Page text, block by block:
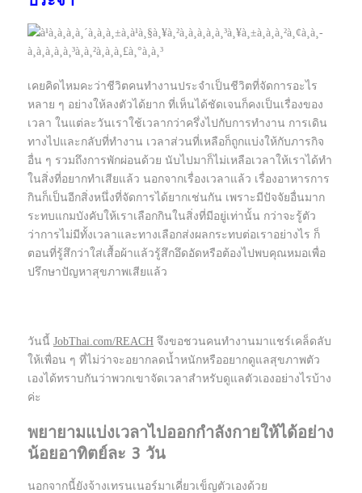
เคยคิดไหมคะว่าชีวิตคนทำงานประจำเป็นชีวิตที่จัดการอะไร
หลาย ๆ อย่างให้ลงตัวได้ยาก ที่เห็นได้ชัดเจนก็คงเป็นเรื่องของ
เวลา ในแต่ละวันเราใช้เวลากว่าครึ่งไปกับการทำงาน การเดิน
ทางไปและกลับที่ทำงาน เวลาส่วนที่เหลือก็ถูกแบ่งให้กับภารกิจ
อื่น ๆ รวมถึงการพักผ่อนด้วย นับไปมาก็ไม่เหลือเวลาให้เราได้ทำ
ในสิ่งที่อยากทำเสียแล้ว นอกจากเรื่องเวลาแล้ว เรื่องอาหารการ
กินก็เป็นอีกสิ่งหนึ่งที่จัดการได้ยากเช่นกัน เพราะมีปัจจัยอื่นมาก
ระทบแกมบังคับให้เราเลือกกินในสิ่งที่มีอยู่เท่านั้น กว่าจะรู้ตัว
ว่าการไม่มีทั้งเวลาและทางเลือกส่งผลกระทบต่อเราอย่างไร ก็
ตอนที่รู้สึกว่าใส่เสื้อผ้าแล้วรู้สึกอึดอัดหรือต้องไปพบคุณหมอเพื่อ
ปรึกษาปัญหาสุขภาพเสียแล้ว
วันนี้ JobThai.com/REACH จึงขอชวนคนทำงานมาแชร์เคล็ดลับ
ให้เพื่อน ๆ ที่ไม่ว่าจะอยากลดน้ำหนักหรืออยากดูแลสุขภาพตัว
เองได้ทราบกันว่าพวกเขาจัดเวลาสำหรับดูแลตัวเองอย่างไรบ้าง
ค่ะ
พยายามแบ่งเวลาไปออกกำลังกายให้ได้อย่าง
น้อยอาทิตย์ละ 3 วัน
นอกจากนี้ยังจ้างเทรนเนอร์มาเคี่ยวเข็ญตัวเองด้วย